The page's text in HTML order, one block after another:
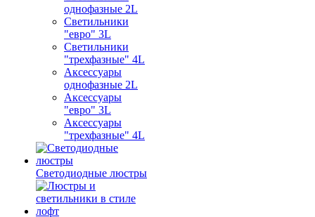
однофазные 2L
Светильники
"евро" 3L
Светильники
"трехфазные" 4L
Аксессуары
однофазные 2L
Аксессуары
"евро" 3L
Аксессуары
"трехфазные" 4L
Светодиодные люстры